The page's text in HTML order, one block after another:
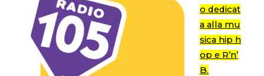
o dedicat
a alla mu
sica hip h
op e R’n’
B.